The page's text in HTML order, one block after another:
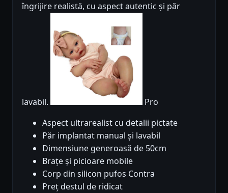
îngrijire realistă, cu aspect autentic și păr
lavabil.
Pro
Aspect ultrarealist cu detalii pictate
Păr implantat manual și lavabil
Dimensiune generoasă de 50cm
Brațe și picioare mobile
Corp din silicon pufos Contra
Preț destul de ridicat